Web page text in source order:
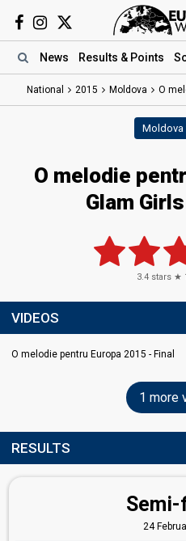
News Results & Points
National 2015 Moldova O
Moldova
O melodie
Glam
3.4 stars ★
VIDEOS
O melodie pentru Europa 2015 - Final
1 more
RESULTS
Semi-
24